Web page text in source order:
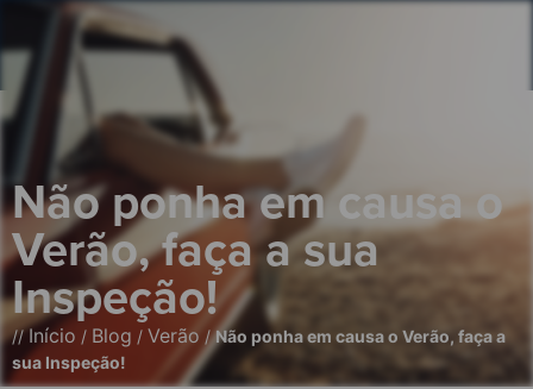
Não ponha em causa o
Verão, faça a sua
Inspeção!
//Início / Blog / Verão /Não ponha em causa o Verão, faça a
sua Inspeção!